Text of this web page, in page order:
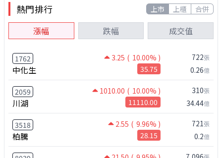
熱門排行 上市 上櫃 合併
漲幅 跌幅 成交值
1762 3.25 ( 10.00% )
中化生 35.75
722張
0.26億
2059 1010.00 ( 10.00% )
川湖 11110.00
310張
34.44億
3518 2.55 ( 9.96% )
柏騰 28.15
721張
0.2億